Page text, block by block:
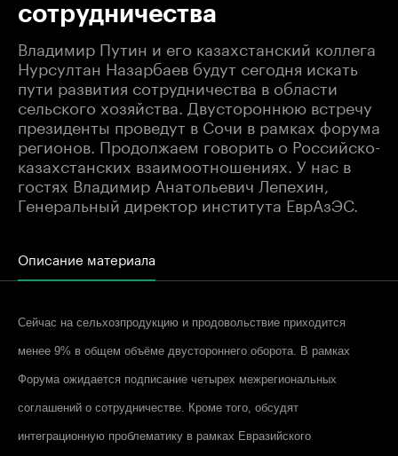
сотрудничества
Владимир Путин и его казахстанский коллега
Нурсултан Назарбаев будут сегодня искать
пути развития сотрудничества в области
сельского хозяйства. Двустороннюю встречу
президенты проведут в Сочи в рамках форума
регионов. Продолжаем говорить о Российско-
казахстанских взаимоотношениях. У нас в
гостях Владимир Анатольевич Лепехин,
Генеральный директор института ЕврАзЭС.
Описание материала
Сейчас на сельхозпродукцию и продовольствие приходится
менее 9% в общем объёме двустороннего оборота. В рамках
Форума ожидается подписание четырех межрегиональных
соглашений о сотрудничестве. Кроме того, обсудят
интеграционную проблематику в рамках Евразийского